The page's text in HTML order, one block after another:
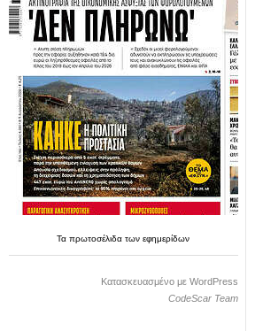
Ταπρωτοσέλιδατωνεφημερίδων
Κατασκευασμένο με WordPress
CodeScar Team